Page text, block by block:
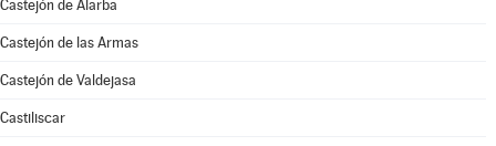
Castejón de Alarba
Castejón de las Armas
Castejón de Valdejasa
Castiliscar